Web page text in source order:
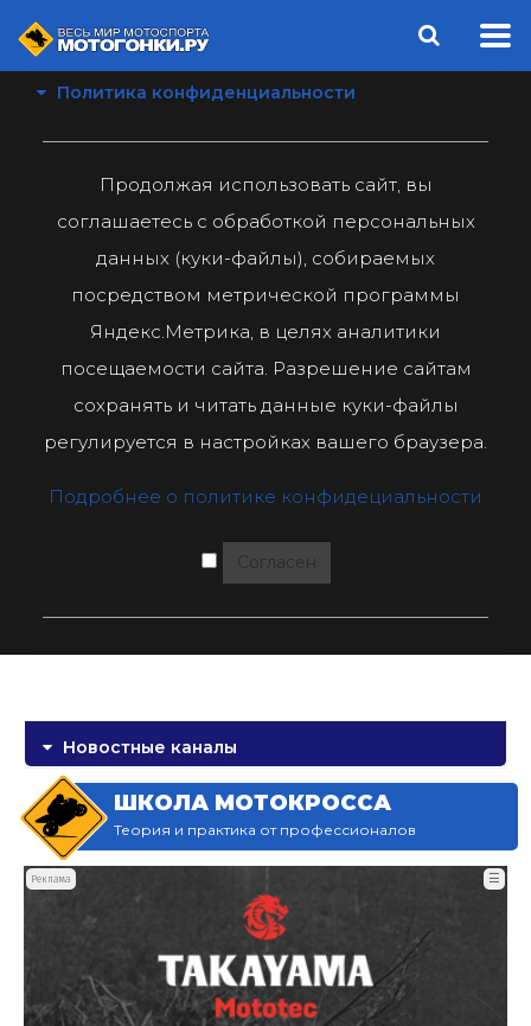
Политика конфиденциальности
Продолжая использовать сайт, вы
соглашаетесь с обработкой персональных
данных (куки-файлы), собираемых
посредством метрической программы
Яндекс.Метрика, в целях аналитики
посещаемости сайта. Разрешение сайтам
сохранять и читать данные куки-файлы
регулируется в настройках вашего браузера.
Подробнее о политике конфидециальности
Согласен
Новостные каналы
ШКОЛА МОТОКРОССА
Теория и практика от профессионалов
Реклама ☰